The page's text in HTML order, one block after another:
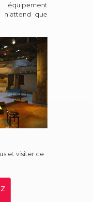
que
et visiter ce